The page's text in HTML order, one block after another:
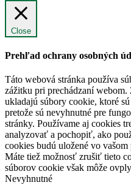
Close
Prehľad ochrany osobných
Táto webová stránka používa
zážitku pri prechádzaní
ukladajú súbory cookie, ktoré
pretože sú nevyhnutné pre
stránky. Používame aj cookies
analyzovať a pochopiť, ako
cookies budú uložené vo
Máte tiež možnosť zrušiť tieto
súborov cookie však môže
Nevyhnutné